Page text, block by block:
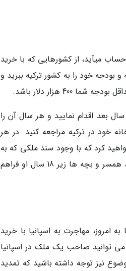
میآید، از کشورهایی که با خرید
بودجه خود را به کشور ترکیه ببرید و
هزار دلار باشد.
بعد اقدام نمایید و هر سال آن را
خود در ترکیه مراجعه کنید. در هر
کرد که با وجود سند ملکی که به
نام شما است امکان پذیر خواهد شد. بعلاوه امکان شهروندی ترکیه برای فرد متقاضی، همسر و بچه ها زیر 18 سال او فراهم
یکی دیگر از کشورهایی که با خرید ملک اقامت دائم میدهند، از سال 2013 تا به امروز، مهاجرت به اسپانیا با خرید
شده است به این صورت که شما با حداقل 500 هزار یورو می توانید صاحب یک ملک در اسپانیا
نیز توجه داشته باشید که تمدید